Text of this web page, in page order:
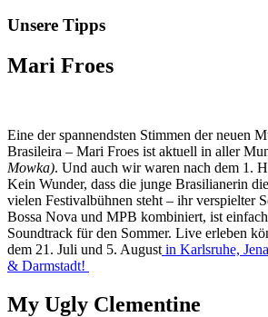
Unsere Tipps
Mari Froes
Eine der spannendsten Stimmen der neuen
Brasileira – Mari Froes ist aktuell in aller
Mowka). Und auch wir waren nach dem 1.
Kein Wunder, dass die junge Brasilianerin
vielen Festivalbühnen steht – ihr verspielter
Bossa Nova und MPB kombiniert, ist
Soundtrack für den Sommer. Live erleben
dem 21. Juli und 5. August in Karlsruhe,
& Darmstadt!
My Ugly Clementine